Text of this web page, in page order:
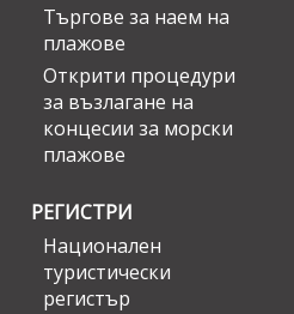
Търгове за наем на
плажове
Открити процедури
за възлагане на
концесии за морски
плажове
РЕГИСТРИ
Национален
туристически
регистър